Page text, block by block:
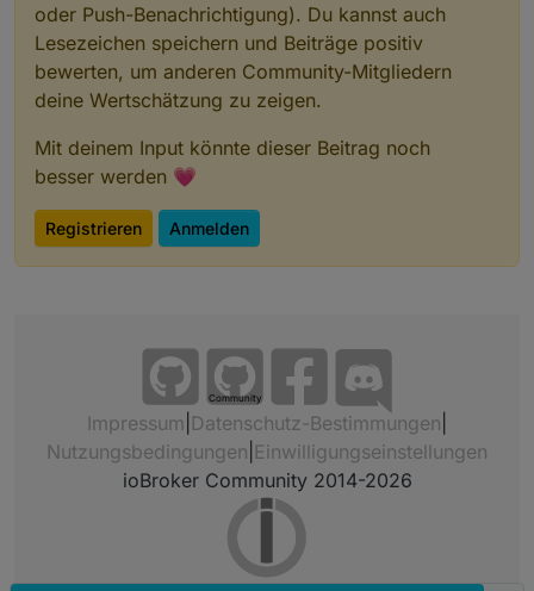
oder Push-Benachrichtigung). Du kannst auch
Lesezeichen speichern und Beiträge positiv
bewerten, um anderen Community-Mitgliedern
deine Wertschätzung zu zeigen.
Mit deinem Input könnte dieser Beitrag noch
besser werden 💗
Registrieren Anmelden
Community
Impressum Datenschutz-Bestimmungen
Nutzungsbedingungen Einwilligungseinstellungen
ioBroker Community 2014-2026